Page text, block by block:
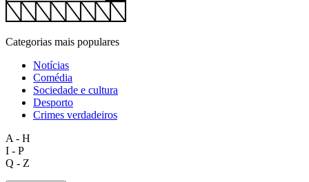
Categorias mais populares
Notícias
Comédia
Sociedade e cultura
Desporto
Crimes verdadeiros
A - H
I - P
Q - Z